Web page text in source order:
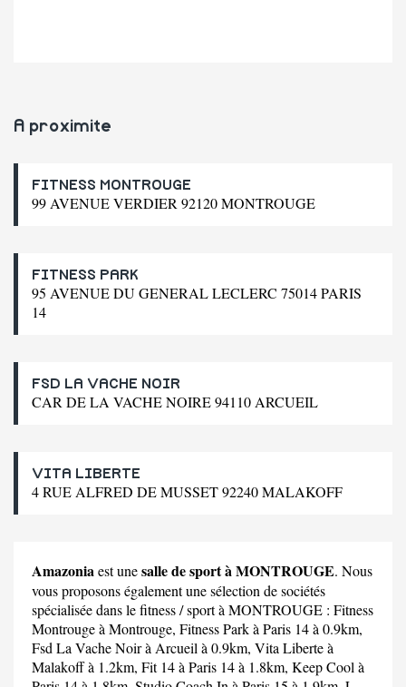
A proximite
FITNESS MONTROUGE
99 AVENUE VERDIER 92120 MONTROUGE
FITNESS PARK
95 AVENUE DU GENERAL LECLERC 75014 PARIS
14
FSD LA VACHE NOIR
CAR DE LA VACHE NOIRE 94110 ARCUEIL
VITA LIBERTE
4 RUE ALFRED DE MUSSET 92240 MALAKOFF
Amazoniaest unesalle de sport à MONTROUGE. Nous
vous proposons également une sélection de sociétés
spécialisée dans le fitness / sport à MONTROUGE : Fitness
Montrougeà Montrouge, Fitness Parkà Paris 14 à 0.9km,
Fsd La Vache Noirà Arcueil à 0.9km, Vita Liberteà
Malakoff à 1.2km, Fit 14à Paris 14 à 1.8km, Keep Cool à